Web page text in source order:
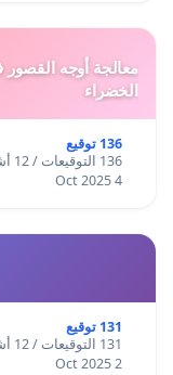
معالجة أوجه القصور
الخضراء
136 توقيع
136 التوقيعات / 12 أشهر
4 Oct 2025
131 توقيع
131 التوقيعات / 12 أشهر
2 Oct 2025